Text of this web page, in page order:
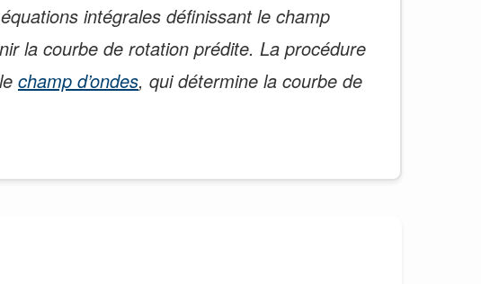
intégrales définissant le champ
la courbe de rotation prédite. La procédure
champ d’ondes, qui détermine la courbe de